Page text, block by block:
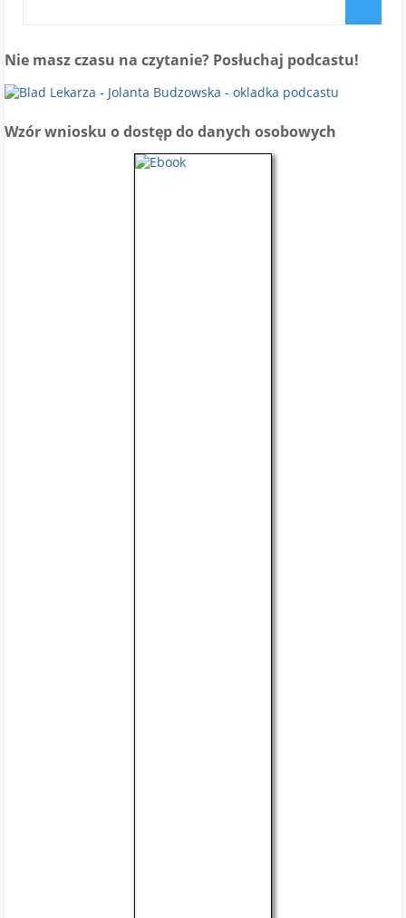
Nie masz czasu na czytanie? Posłuchaj podcastu!
Wzór wniosku o dostęp do danych osobowych